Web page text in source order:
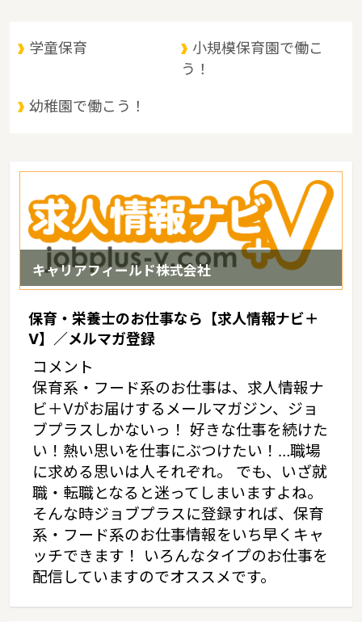
6.0万円（2017年10月賃貸住宅 D-room調べ）
学童保育
小規模保育園で働こ
う！
幼稚園で働こう！
キャリアフィールド株式会社
保育・栄養士のお仕事なら【求人情報ナビ＋
V】／メルマガ登録
コメント
保育系・フード系のお仕事は、求人情報ナ
ビ＋Vがお届けするメールマガジン、ジョ
ブプラスしかないっ！ 好きな仕事を続けた
い！熱い思いを仕事にぶつけたい！…職場
に求める思いは人それぞれ。 でも、いざ就
職・転職となると迷ってしまいますよね。
そんな時ジョブプラスに登録すれば、保育
系・フード系のお仕事情報をいち早くキャ
ッチできます！ いろんなタイプのお仕事を
配信していますのでオススメです。